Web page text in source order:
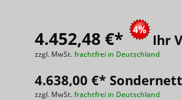
4.452,48 €* Ihr
zzgl. MwSt.frachtfrei in Deutschland
4.638,00 €*
zzgl. MwSt.frachtfrei in Deutschland